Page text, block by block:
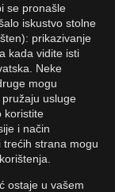
se pronašle
iskustvo stolne
prikazivanje
kada vidite isti
Neke
mogu
usluge
koristite
i način
strana mogu
ostaje u vašem